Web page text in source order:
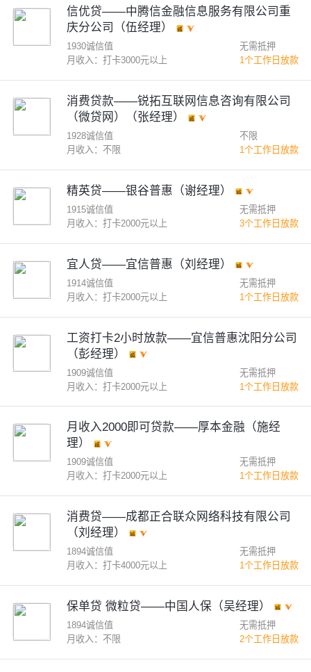
信优贷——中腾信金融信息服务有限公司重
庆分公司（伍经理）
1930诚信值
月收入：打卡3000元以上
无需抵押
1个工作日放款
消费贷款——锐拓互联网信息咨询有限公司
（微贷网）（张经理）
1928诚信值
月收入：不限
不限
1个工作日放款
精英贷——银谷普惠（谢经理）
1915诚信值
月收入：打卡2000元以上
无需抵押
3个工作日放款
宜人贷——宜信普惠（刘经理）
1914诚信值
月收入：打卡2000元以上
无需抵押
1个工作日放款
工资打卡2小时放款——宜信普惠沈阳分公司
（彭经理）
1909诚信值
月收入：打卡2000元以上
无需抵押
1个工作日放款
月收入2000即可贷款——厚本金融（施经
理）
1909诚信值
月收入：打卡2000元以上
无需抵押
1个工作日放款
消费贷——成都正合联众网络科技有限公司
（刘经理）
1894诚信值
月收入：打卡4000元以上
无需抵押
1个工作日放款
保单贷 微粒贷——中国人保（吴经理）
1894诚信值
月收入：不限
无需抵押
2个工作日放款